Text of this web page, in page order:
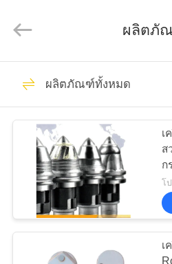
บ้าน
สินค้า
แสดง
2025
Beijing
&
Industry
Rights
เครื่องตัดเส
ดรอลิก
ผลิตภั
ผลิตภัณฑ์ทั้งหมด
เ
ส
ก
โ
เ